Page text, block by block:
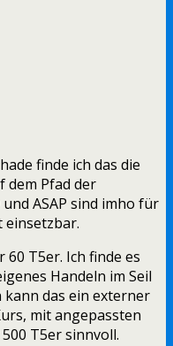
finde ich das die
dem Pfad der
ASAP sind imho für
einsetzbar.
60 T5er. Ich finde es
Handeln im Seil
das ein externer
mit angepassten
T5er sinnvoll.